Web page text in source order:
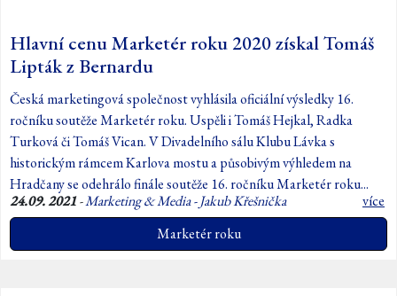
Hlavní cenu Marketér roku 2020 získal Tomáš
Lipták z Bernardu
Česká marketingová společnost vyhlásila oficiální výsledky 16.
ročníku soutěže Marketér roku. Uspěli i Tomáš Hejkal, Radka
Turková či Tomáš Vican. V Divadelního sálu Klubu Lávka s
historickým rámcem Karlova mostu a působivým výhledem na
Hradčany se odehrálo finále soutěže 16. ročníku Marketér roku...
24.09. 2021-Marketing & Media - Jakub Křešnička
více
Marketér roku